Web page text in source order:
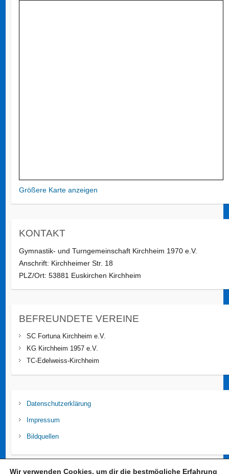
Größere Karte anzeigen
KONTAKT
Gymnastik- und Turngemeinschaft Kirchheim 1970 e.V.
Anschrift: Kirchheimer Str. 18
PLZ/Ort: 53881 Euskirchen Kirchheim
BEFREUNDETE VEREINE
SC Fortuna Kirchheim e.V.
KG Kirchheim 1957 e.V.
TC-Edelweiss-Kirchheim
Datenschutzerklärung
Impressum
Bildquellen
Wir verwenden Cookies, um dir die bestmögliche Erfahrung